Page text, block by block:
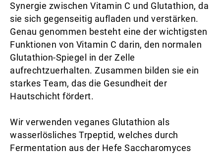
Synergie zwischen Vitamin C und Glutathion, da
sie sich gegenseitig aufladen und verstärken.
Genau genommen besteht eine der wichtigsten
Funktionen von Vitamin C darin, den normalen
Glutathion-Spiegel in der Zelle
aufrechtzuerhalten. Zusammen bilden sie ein
starkes Team, das die Gesundheit der
Hautschicht fördert.
Wir verwenden veganes Glutathion als
wasserlösliches Trpeptid, welches durch
Fermentation aus der Hefe Saccharomyces